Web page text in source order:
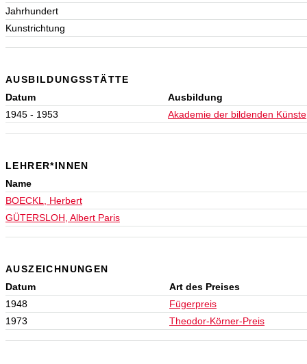
Jahrhundert
Kunstrichtung
AUSBILDUNGSSTÄTTE
Datum
Ausbildung
1945 - 1953
Akademie der bildenden
LEHRER*INNEN
Name
BOECKL, Herbert
GÜTERSLOH, Albert Paris
AUSZEICHNUNGEN
Datum
Art des Preises
1948
Fügerpreis
1973
Theodor-Körner-Preis